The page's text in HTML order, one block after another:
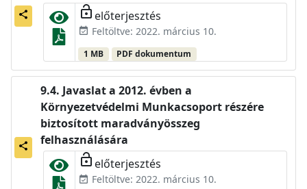
share lock_open előterjesztés
event_available Feltöltve: 2022. március 10.
1 MB PDF dokumentum
share
Javaslat a 2012. évben a
Környezetvédelmi Munkacsoport részére
biztosított maradványösszeg
felhasználására
lock_open előterjesztés
event_available Feltöltve: 2022. március 10.